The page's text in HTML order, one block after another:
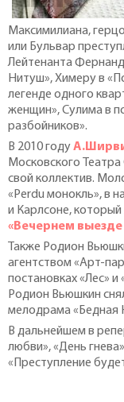
Максимилиана,
или Бульвар
Лейтенанта
Нитуш», Химеру в
легенде одного
женщин», Сулима в
разбойников».
В 2010 году
Московского
свой коллектив.
«Perdu монокль», в
и Карлсоне,
«Вечернем
Также Родион
агентством «Арт-
постановках «Лес» и
Родион Вьюшкин
мелодрама «Бедная
В дальнейшем в
любви», «День
«Преступление